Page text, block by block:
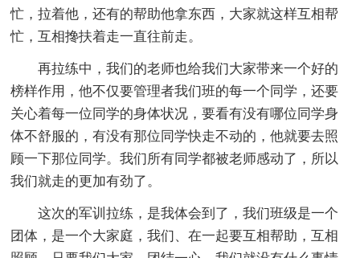
忙，拉着他，还有的帮助他拿东西，大家就这样互相帮
忙，互相搀扶着走一直往前走。
再拉练中，我们的老师也给我们大家带来一个好的
榜样作用，他不仅要管理者我们班的每一个同学，还要
关心着每一位同学的身体状况，要看有没有哪位同学身
体不舒服的，有没有那位同学快走不动的，他就要去照
顾一下那位同学。我们所有同学都被老师感动了，所以
我们就走的更加有劲了。
这次的军训拉练，是我体会到了，我们班级是一个
团体，是一个大家庭，我们、在一起要互相帮助，互相